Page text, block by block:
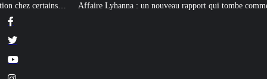
Lyhanna : un nouveau rapport qui tombe comme un cruel bilan pour